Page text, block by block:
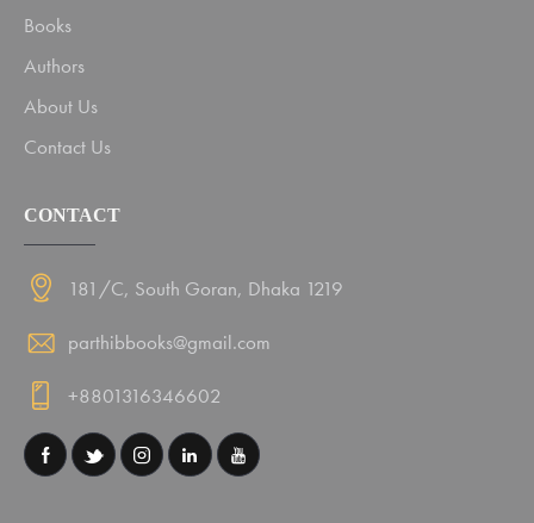
Books
Authors
About Us
Contact Us
CONTACT
181/C, South Goran, Dhaka 1219
parthibbooks@gmail.com
+8801316346602